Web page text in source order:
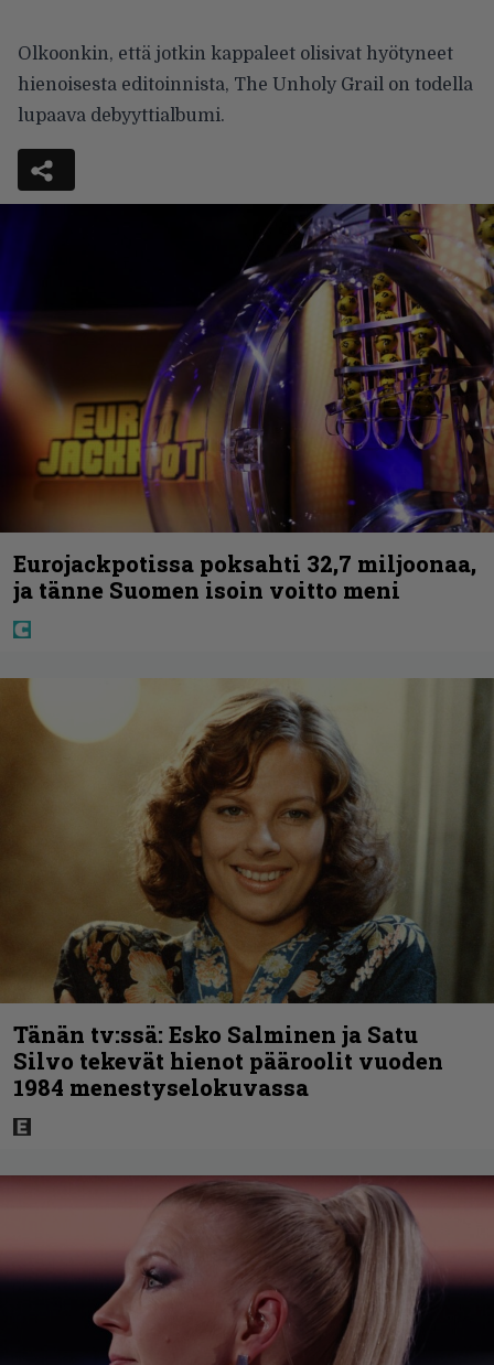
Olkoonkin, että jotkin kappaleet olisivat hyötyneet
hienoisesta editoinnista, The Unholy Grail on todella
lupaava debyyttialbumi.
Eurojackpotissa poksahti 32,7 miljoonaa,
ja tänne Suomen isoin voitto meni
Tänän tv:ssä: Esko Salminen ja Satu
Silvo tekevät hienot pääroolit vuoden
1984 menestyselokuvassa